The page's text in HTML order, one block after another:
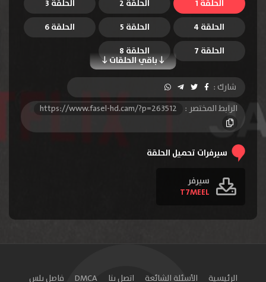
الحلقة 1 الحلقة 2
الحلقة 3
الحلقة 4
الحلقة 5 الحلقة 6
باقي الحلقات
الحلقة 7 الحلقة 8
شارك :
الرابط المختصر :
https://www.fasel-hd.cam/?p=263512
سيرفرات تحميل الحلقة
سيرفر
T7MEEL
الرئيسية الأسئلة الشائعة اتصل بنا DMCA فاصل بلس